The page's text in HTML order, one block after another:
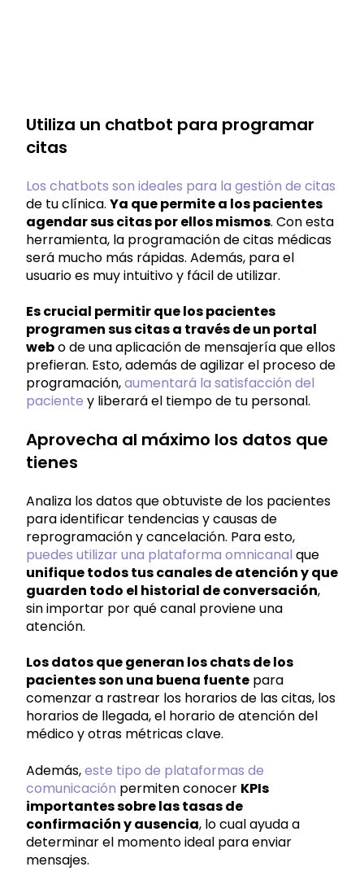
Utiliza un chatbot para programar
citas
Los chatbots son ideales para la gestión de citas
de tu clínica. Ya que permite a los pacientes
agendar sus citas por ellos mismos. Con esta
herramienta, la programación de citas médicas
será mucho más rápidas. Además, para el
usuario es muy intuitivo y fácil de utilizar.
Es crucial permitir que los pacientes
programen sus citas a través de un portal
webo de una aplicación de mensajería que ellos
prefieran. Esto, además de agilizar el proceso de
programación,aumentará la satisfacción del
paciente y liberará el tiempo de tu personal.
Aprovecha al máximo los datos que
tienes
Analiza los datos que obtuviste de los pacientes
para identificar tendencias y causas de
reprogramación y cancelación. Para esto,
puedes utilizar una plataforma omnicanal que
unifique todos tus canales de atención y que
guarden todo el historial de conversación,
sin importar por qué canal proviene una
atención.
Los datos que generan los chats de los
pacientes son una buena fuente para
comenzar a rastrear los horarios de las citas, los
horarios de llegada, el horario de atención del
médico y otras métricas clave.
Además,este tipo de plataformas de
comunicación permiten conocer KPIs
importantes sobre las tasas de
confirmación y ausencia, lo cual ayuda a
determinar el momento ideal para enviar
mensajes.